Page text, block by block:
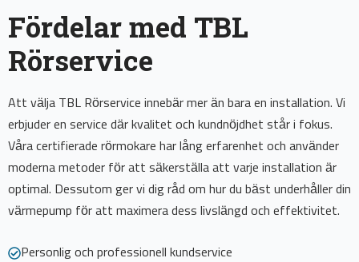
Fördelar med TBL
Rörservice
Att välja TBL Rörservice innebär mer än bara en installation. Vi
erbjuder en service där kvalitet och kundnöjdhet står i fokus.
Våra certifierade rörmokare har lång erfarenhet och använder
moderna metoder för att säkerställa att varje installation är
optimal. Dessutom ger vi dig råd om hur du bäst underhåller din
värmepump för att maximera dess livslängd och effektivitet.
Personlig och professionell kundservice